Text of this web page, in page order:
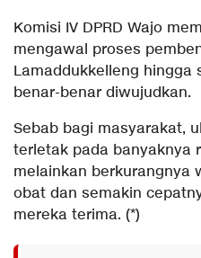
Komisi IV DPRD Wajo
mengawal proses
Lamaddukkelleng hingga
benar-benar diwujudkan.
Sebab bagi masyarakat,
terletak pada banyaknya
melainkan berkurangnya
obat dan semakin
mereka terima. (*)